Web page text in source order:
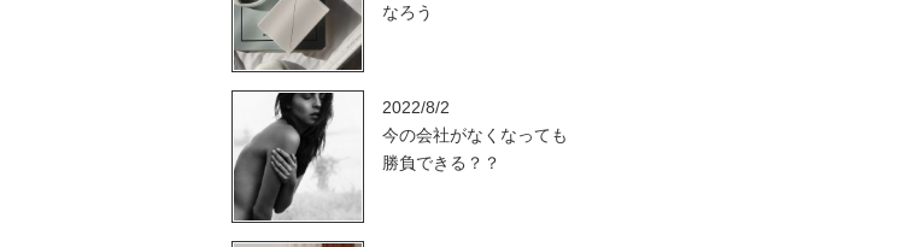
なろう
2022/8/2
今の会社がなくなっても
勝負できる？？